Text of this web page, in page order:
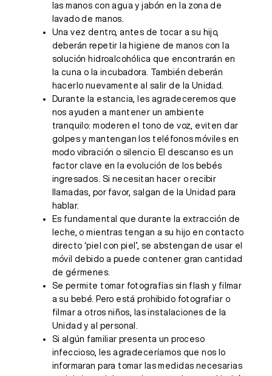
las manos con agua y jabón en la zona de
lavado de manos.
Una vez dentro, antes de tocar a su hijo,
deberán repetir la higiene de manos con la
solución hidroalcohólica que encontrarán en
la cuna o la incubadora. También deberán
hacerlo nuevamente al salir de la Unidad.
Durante la estancia, les agradeceremos que
nos ayuden a mantener un ambiente
tranquilo: moderen el tono de voz, eviten dar
golpes y mantengan los teléfonos móviles en
modo vibración o silencio. El descanso es un
factor clave en la evolución de los bebés
ingresados. Si necesitan hacer o recibir
llamadas, por favor, salgan de la Unidad para
hablar.
Es fundamental que durante la extracción de
leche, o mientras tengan a su hijo en contacto
directo ‘piel con piel’, se abstengan de usar el
móvil debido a puede contener gran cantidad
de gérmenes.
Se permite tomar fotografías sin flash y filmar
a su bebé. Pero está prohibido fotografiar o
filmar a otros niños, las instalaciones de la
Unidad y al personal.
Si algún familiar presenta un proceso
infeccioso, les agradeceríamos que nos lo
informaran para tomar las medidas necesarias